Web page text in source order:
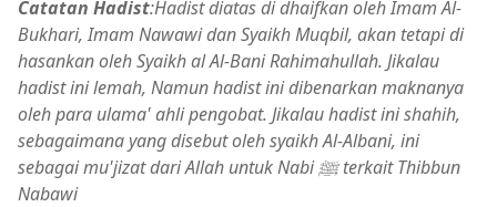
Catatan Hadist:Hadist diatas di dhaifkan oleh Imam Al-
Bukhari, Imam Nawawi dan Syaikh Muqbil, akan tetapi di
hasankan oleh Syaikh al Al-Bani Rahimahullah. Jikalau
hadist ini lemah, Namun hadist ini dibenarkan maknanya
oleh para ulama' ahli pengobat. Jikalau hadist ini shahih,
sebagaimana yang disebut oleh syaikh Al-Albani, ini
sebagai mu'jizat dari Allah untuk Nabiﷺ terkait Thibbun
Nabawi